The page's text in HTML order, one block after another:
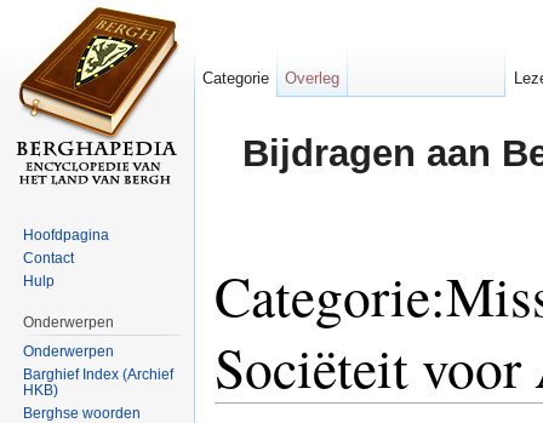
Bijdragen aan
Sociëteit
Categorie Overleg
Hoofdpagina
Contact
Hulp
Onderwerpen
Onderwerpen
Barghief Index (Archief
HKB)
Berghse woorden